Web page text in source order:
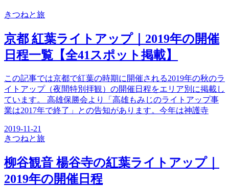
きつねと旅
京都 紅葉ライトアップ｜2019年の開催
日程一覧【全41スポット掲載】
この記事では京都で紅葉の時期に開催される2019年の秋のラ
イトアップ（夜間特別拝観）の開催日程をエリア別に掲載し
ています。 高雄保勝会より「高雄もみじのライトアップ事
業は2017年で終了」との告知があります。今年は神護寺
2019-11-21
きつねと旅
柳谷観音 楊谷寺の紅葉ライトアップ｜
2019年の開催日程